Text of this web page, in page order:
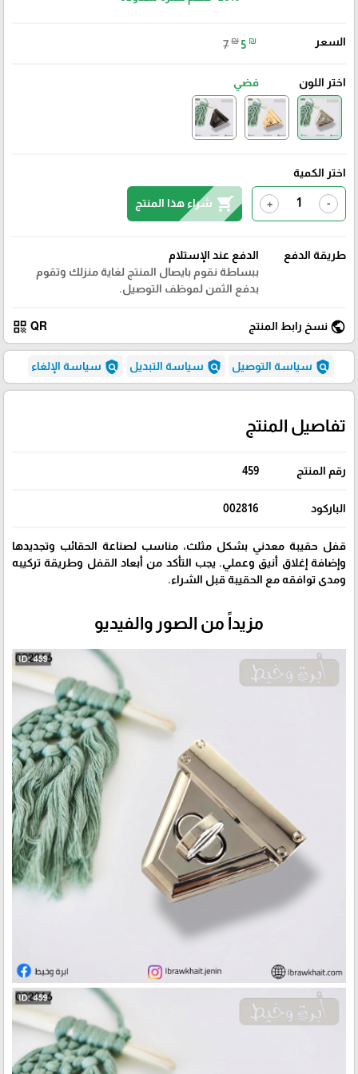
السعر 7 ₪ 5 ₪
اختر اللون فضي
اختر الكمية
-
+
shopping_cart شراء هذا المنتج
طريقة الدفع
الدفع عند الإستلام
ببساطة نقوم بايصال المنتج لغاية منزلك وتقوم
بدفع الثمن لموظف التوصيل.
public نسخ رابط المنتج QR
qr_code
policy سياسة التوصيل policy سياسة التبديل policy سياسة الإلغاء
تفاصيل المنتج
رقم المنتج 459
الباركود 002816
قفل حقيبة معدني بشكل مثلث، مناسب لصناعة الحقائب وتجديدها
وإضافة إغلاق أنيق وعملي. يجب التأكد من أبعاد القفل وطريقة تركيبه
ومدى توافقه مع الحقيبة قبل الشراء.
مزيداً من الصور والفيديو